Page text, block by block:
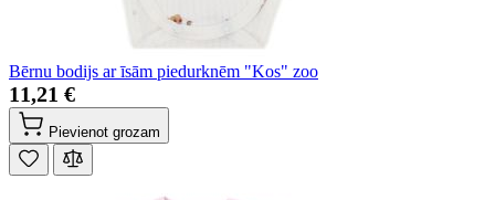
Bērnu bodijs ar īsām piedurknēm "Kos" zoo
11,21 €
Pievienot grozam